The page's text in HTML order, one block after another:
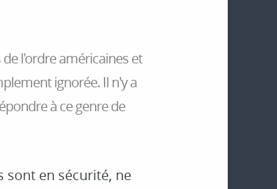
l'ordre américaines et
ignorée. Il n'y a
à ce genre de
sont en sécurité, ne